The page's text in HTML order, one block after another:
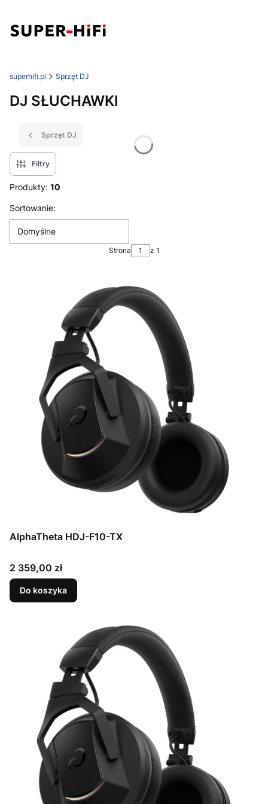
superhifi.pl Sprzęt DJ
DJ SŁUCHAWKI
Sprzęt DJ
Filtry
Produkty: 10
Lista produktów
Sortowanie:
Domyślne
Strona z 1
AlphaTheta HDJ-F10-TX
Cena
2 359,00 zł
Do koszyka